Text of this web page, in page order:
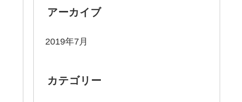
アーカイブ
2019年7月
カテゴリー